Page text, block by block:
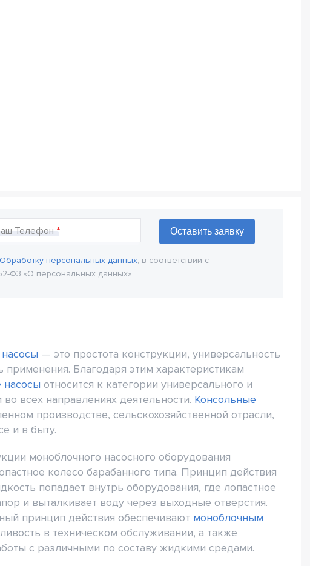
Телефон
персональных данных, в соответствии с
Ф3 «О персональных данных».
— это простота конструкции, универсальность
Благодаря этим характеристикам
насосы относится к категории универсального и
всех направлениях деятельности. Консольные
производстве, сельскохозяйственной отрасли,
и в быту.
моноблочного насосного оборудования
колесо барабанного типа. Принцип действия
попадает внутрь оборудования, где лопастное
и выталкивает воду через выходные отверстия.
принцип действия обеспечивают моноблочным
в техническом обслуживании, а также
с различными по составу жидкими средами.